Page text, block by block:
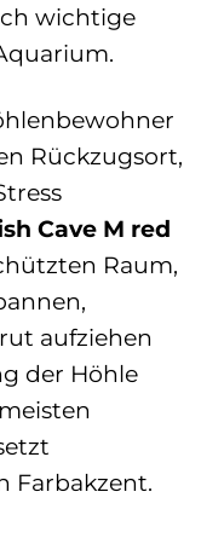
wichtige
Rückzugsort,
Cave M red
Raum,
aufziehen
der Höhle
Farbakzent.